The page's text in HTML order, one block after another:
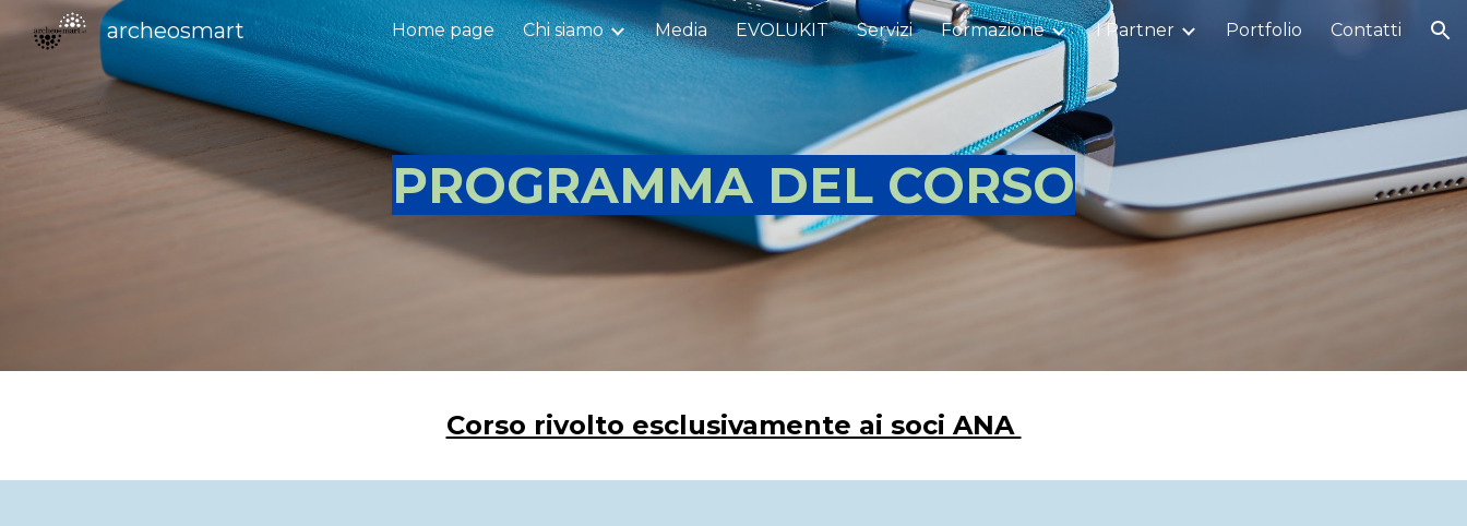
Skip to main content Skip to navigation
archeosmart Home page Chi siamo Media EVOLUKIT Servizi Formazione I Partner Portfolio Contatti
PROGRAMMA DEL CORSO
Corso rivolto esclusivamente ai soci ANA